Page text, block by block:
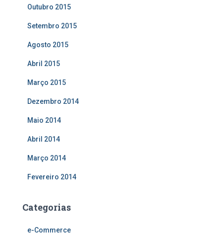
Outubro 2015
Setembro 2015
Agosto 2015
Abril 2015
Março 2015
Dezembro 2014
Maio 2014
Abril 2014
Março 2014
Fevereiro 2014
Categorias
e-Commerce